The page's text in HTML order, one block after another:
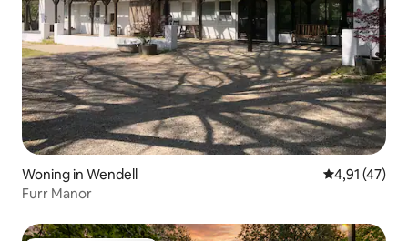
Woning in Wendell Gemiddelde
4,91 (47)
Furr Manor